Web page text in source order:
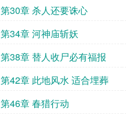
第30章 杀人还要诛心
第34章 河神庙斩妖
第38章 替人收尸必有福报
第42章 此地风水 适合埋葬
第46章 春猎行动